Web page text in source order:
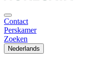
Contact
Perskamer
Zoeken
Nederlands